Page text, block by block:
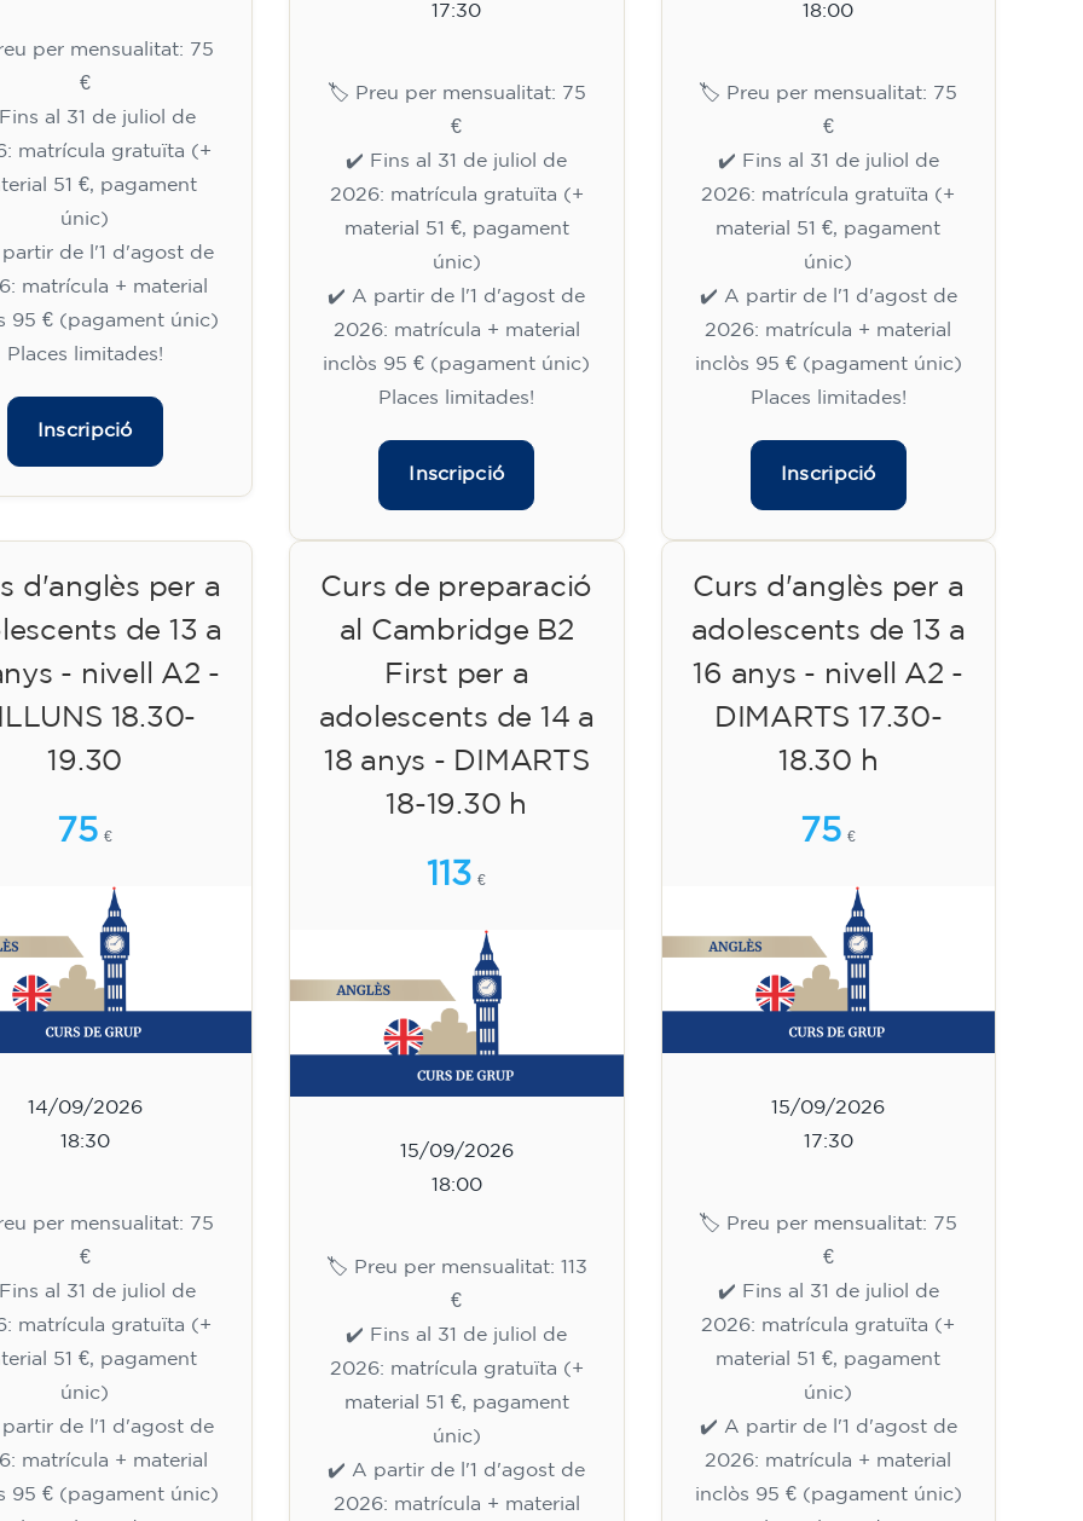
per mensualitat: 75
€
al 31 de juliol de
matrícula gratuïta (+
51 €, pagament
únic)
de l'1 d'agost de
matrícula + material
95 € (pagament únic)
Places limitades!
Inscripció
17:30
🏷️ Preu per mensualitat: 75
€
✔️ Fins al 31 de juliol de
2026: matrícula gratuïta (+
material 51 €, pagament
únic)
✔️ A partir de l'1 d'agost de
2026: matrícula + material
inclòs 95 € (pagament únic)
Places limitades!
Inscripció
18:00
🏷️ Preu per mensualitat: 75
€
✔️ Fins al 31 de juliol de
2026: matrícula gratuïta (+
material 51 €, pagament
únic)
✔️ A partir de l'1 d'agost de
2026: matrícula + material
inclòs 95 € (pagament únic)
Places limitades!
Inscripció
d'anglès per a
de 13 a
- nivell A2 -
18.30-
19.30
75 €
14/09/2026
18:30
per mensualitat: 75
€
al 31 de juliol de
matrícula gratuïta (+
51 €, pagament
únic)
de l'1 d'agost de
matrícula + material
95 € (pagament únic)
Curs de preparació
al Cambridge B2
First per a
adolescents de 14 a
18 anys - DIMARTS
18-19.30 h
113 €
15/09/2026
18:00
🏷️ Preu per mensualitat: 113
€
✔️ Fins al 31 de juliol de
2026: matrícula gratuïta (+
material 51 €, pagament
únic)
✔️ A partir de l'1 d'agost de
2026: matrícula + material
Curs d'anglès per a
adolescents de 13 a
16 anys - nivell A2 -
DIMARTS 17.30-
18.30 h
75 €
15/09/2026
17:30
🏷️ Preu per mensualitat: 75
€
✔️ Fins al 31 de juliol de
2026: matrícula gratuïta (+
material 51 €, pagament
únic)
✔️ A partir de l'1 d'agost de
2026: matrícula + material
inclòs 95 € (pagament únic)